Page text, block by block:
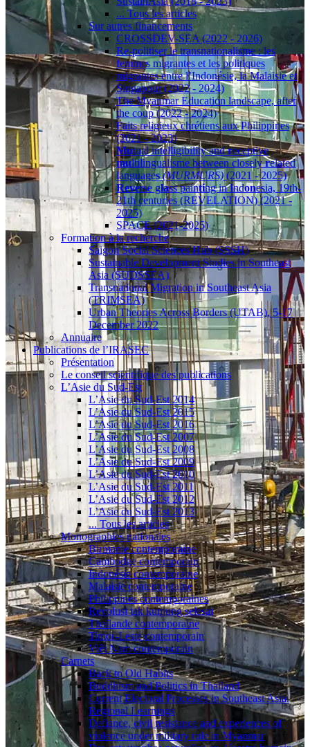
... Tous les articles
Sur autres financements
CROSSDEV-SEA (2022 - 2026)
Re-politiser le transnationalisme : les
femmes migrantes et les politiques
migrantes entre l’Indonésie, la Malaisie et
Singapour (2022 - 2024)
The Myanmar Education landscape, after
the coup (2022 - 2024)
Faits religieux chrétiens aux Philippines
(2021 - 2023)
Mutual intelligibility andreceptive
multilingualisme between closelyrelated
languages (MURMURS)(2021 - 2025)
Reverse glass painting in Indonesia, 19th-
21th centuries (REVELATION) (2021 -
2025)
SPACE (2021-2025)
Formation à la recherche
Saigon Social Sciences Hub (SSSH)
Sustainable Development Studies in Southeast
Asia (SUDSSEA)
Transnational Migration in Southeast Asia
(TRIMSEA)
Urban Theories Across Borders (UTAB), 5-17
December 2022
Annuaire
Publications de l’IRASEC
Présentation
Le conseil scientifique des publications
L’Asie du Sud-Est
L’Asie du Sud-Est 2014
L’Asie du Sud-Est 2015
L’Asie du Sud-Est 2016
L’Asie du Sud-Est 2007
L’Asie du Sud-Est 2008
L’Asie du Sud-Est 2009
L’Asie du Sud-Est 2010
L’Asie du Sud-Est 2011
L’Asie du Sud-Est 2012
L’Asie du Sud-Est 2013
... Tous les articles
Monographies nationales
Birmanie contemporaine
Cambodge contemporain
Indonésie contemporaine
Malaisie contemporaine
Philippines contemporaines
Revolusi tak kunjung selesai
Thaïlande contemporaine
Timor-Leste contemporain
Viêt Nam contemporain
Carnets
Back to Old Habits
Buddhism and Politics in Thailand
Current Electoral Processes in Southeast Asia.
Regional Learnings
Defiance, civil resistance and experiences of
violence under military rule in Myanmar